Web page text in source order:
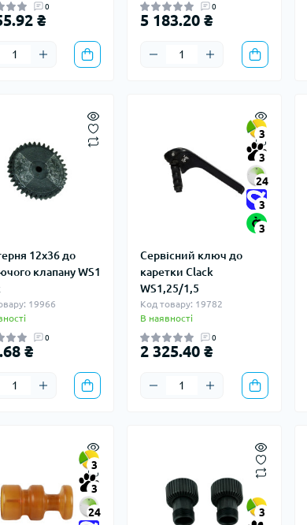
0
₴
0
5 183.20 ₴
12х36 до
клапану WS1
19966
0
₴
3
3
24
3
3
Сервісний ключ до
каретки Clack
WS1,25/1,5
Код товару: 19782
В наявності
0
2 325.40 ₴
3
3
24
3